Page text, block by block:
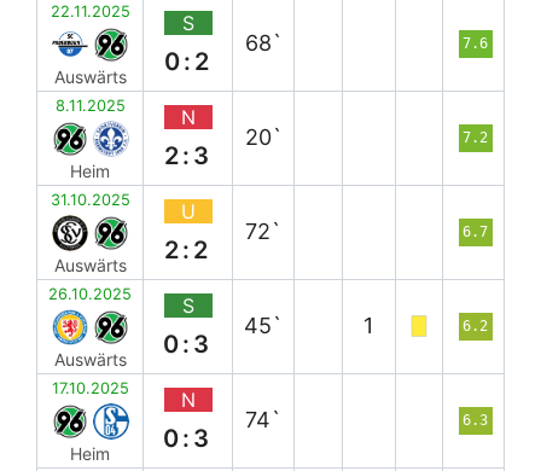
22.11.2025
Auswärts
S
0:2
68` 7.6
8.11.2025
Heim
N
2:3
20` 7.2
31.10.2025
Auswärts
U
2:2
72` 6.7
26.10.2025
Auswärts
S
0:3
45` 1 6.2
17.10.2025
Heim
N
0:3
74` 6.3